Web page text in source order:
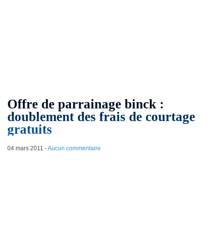
Offre de parrainage binck :
doublement des frais de courtage
gratuits
04 mars 2011 -Aucun commentaire